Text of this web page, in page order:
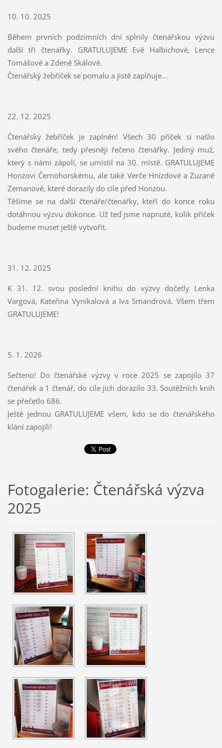
10. 10. 2025
Během prvních podzimních dní splnily čtenářskou výzvu
další tři čtenářky. GRATULUJEME Evě Halbichové, Lence
Tomášové a Zdeně Skálové.
Čtenářský žebříček se pomalu a jistě zaplňuje...
22. 12. 2025
Čtenářský žebříček je zaplněn! Všech 30 příček si našlo
svého čtenáře, tedy přesněji řečeno čtenářky. Jediný muž,
který s námi zápolí, se umístil na 30. místě. GRATULUJEME
Honzovi Černohorskému, ale také Verče Hnízdové a Zuzaně
Zemanové, které dorazily do cíle před Honzou.
Těšíme se na další čtenáře/čtenářky, kteří do konce roku
dotáhnou výzvu dokonce. Už teď jsme napnuté, kolik příček
budeme muset ještě vytvořit.
31. 12. 2025
K 31. 12. svou poslední knihu do výzvy dočetly Lenka
Vargová, Kateřina Vynikalová a Iva Smandrová. Všem třem
GRATULUJEME!
5. 1. 2026
Sečteno! Do čtenářské výzvy v roce 2025 se zapojilo 37
čtenářek a 1 čtenář, do cíle jich dorazilo 33. Soutěžních knih
se přečetlo 686.
Ještě jednou GRATULUJEME všem, kdo se do čtenářského
klání zapojili!
Fotogalerie: Čtenářská výzva
2025